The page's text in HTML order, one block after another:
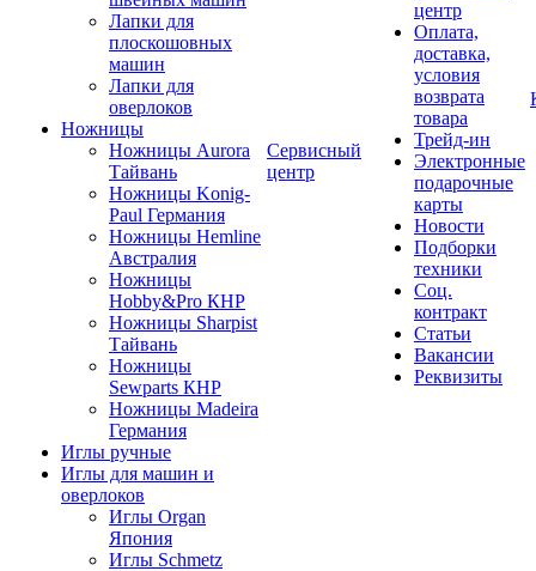
Лапки для
плоскошовных
машин
Лапки для
оверлоков
Ножницы
Ножницы Aurora
Тайвань
Ножницы Konig-
Paul Германия
Ножницы Hemline
Австралия
Ножницы
Hobby&Pro КНР
Ножницы Sharpist
Тайвань
Ножницы
Sewparts КНР
Ножницы Madeira
Германия
Иглы ручные
Иглы для машин и
оверлоков
Иглы Organ
Япония
Иглы Schmetz
Сервисный
центр
центр
Оплата,
доставка,
условия
возврата
товара
Трейд-ин
Электронные
подарочные
карты
Новости
Подборки
техники
Соц.
контракт
Статьи
Вакансии
Реквизиты